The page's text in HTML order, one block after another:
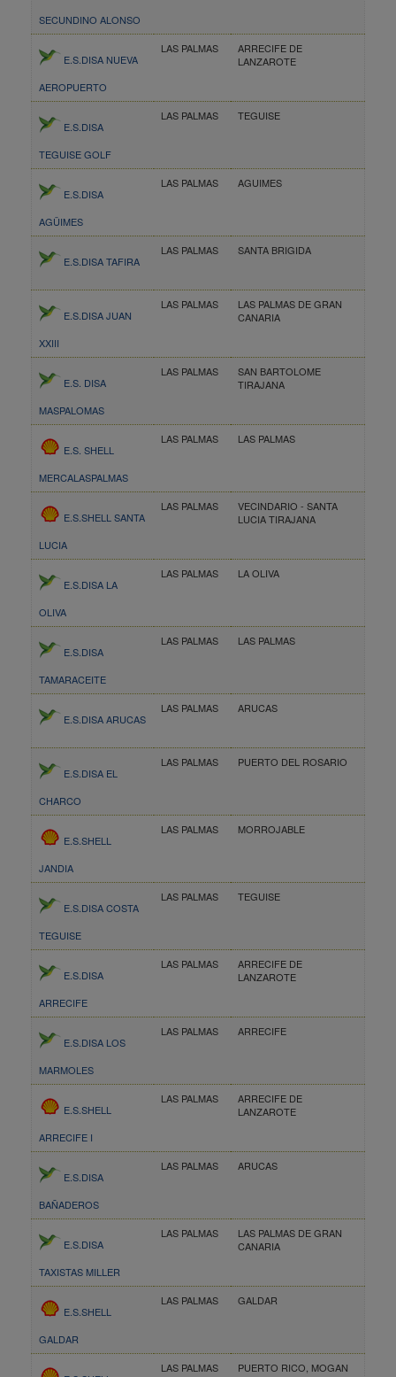
SECUNDINO ALONSO
E.S.DISA NUEVA
AEROPUERTO
LAS PALMAS
ARRECIFE DE
LANZAROTE
E.S.DISA
TEGUISE GOLF
LAS PALMAS TEGUISE
E.S.DISA
AGÜIMES
LAS PALMAS AGUIMES
E.S.DISA TAFIRA
LAS PALMAS SANTA BRIGIDA
E.S.DISA JUAN
XXIII
LAS PALMAS
LAS PALMAS DE GRAN
CANARIA
E.S. DISA
MASPALOMAS
LAS PALMAS
SAN BARTOLOME
TIRAJANA
E.S. SHELL
MERCALASPALMAS
LAS PALMAS LAS PALMAS
E.S.SHELL SANTA
LUCIA
LAS PALMAS
VECINDARIO - SANTA
LUCIA TIRAJANA
E.S.DISA LA
OLIVA
LAS PALMAS LA OLIVA
E.S.DISA
TAMARACEITE
LAS PALMAS LAS PALMAS
E.S.DISA ARUCAS
LAS PALMAS ARUCAS
E.S.DISA EL
CHARCO
LAS PALMAS PUERTO DEL ROSARIO
E.S.SHELL
JANDIA
LAS PALMAS MORROJABLE
E.S.DISA COSTA
TEGUISE
LAS PALMAS TEGUISE
E.S.DISA
ARRECIFE
LAS PALMAS
ARRECIFE DE
LANZAROTE
E.S.DISA LOS
MARMOLES
LAS PALMAS ARRECIFE
E.S.SHELL
ARRECIFE I
LAS PALMAS
ARRECIFE DE
LANZAROTE
E.S.DISA
BAÑADEROS
LAS PALMAS ARUCAS
E.S.DISA
TAXISTAS MILLER
LAS PALMAS
LAS PALMAS DE GRAN
CANARIA
E.S.SHELL
GALDAR
LAS PALMAS GALDAR
LAS PALMAS PUERTO RICO, MOGAN